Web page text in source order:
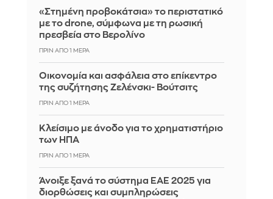
«Στημένη προβοκάτσια» το περιστατικό
με το drone, σύμφωνα με τη ρωσική
πρεσβεία στο Βερολίνο
ΠΡΙΝ ΑΠΌ 1 ΜΈΡΑ
Οικονομία και ασφάλεια στο επίκεντρο
της συζήτησης Ζελένσκι- Βούτσιτς
ΠΡΙΝ ΑΠΌ 1 ΜΈΡΑ
Κλείσιμο με άνοδο για το χρηματιστήριο
των ΗΠΑ
ΠΡΙΝ ΑΠΌ 1 ΜΈΡΑ
Άνοιξε ξανά το σύστημα ΕΑΕ 2025 για
διορθώσεις και συμπληρώσεις